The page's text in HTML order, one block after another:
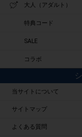
大人（アダルト）
特典コード
SALE
コラボ
当サイトについて
サイトマップ
よくある質問